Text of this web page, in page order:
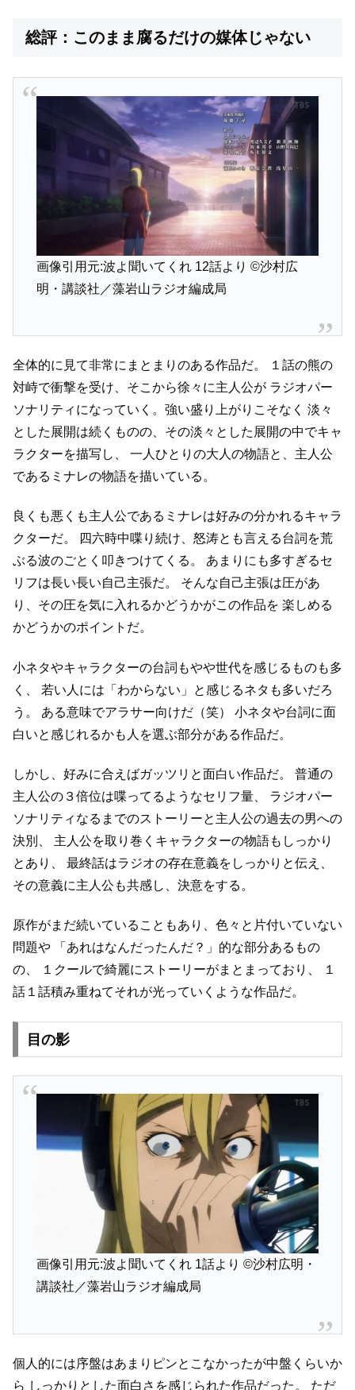
総評：このまま腐るだけの媒体じゃない
画像引用元:波よ聞いてくれ 12話より ©沙村広
明・講談社／藻岩山ラジオ編成局
全体的に見て非常にまとまりのある作品だ。
１話の熊の
対峙で衝撃を受け、そこから徐々に主人公が ラジオパー
ソナリティになっていく。強い盛り上がりこそなく 淡々
とした展開は続くものの、その淡々とした展開の中でキャ
ラクターを描写し、
一人ひとりの大人の物語と、主人公
であるミナレの物語を描いている。
良くも悪くも主人公であるミナレは好みの分かれるキャラ
クターだ。
四六時中喋り続け、怒涛とも言える台詞を荒
ぶる波のごとく叩きつけてくる。
あまりにも多すぎるセ
リフは長い長い自己主張だ。
そんな自己主張は圧があ
り、その圧を気に入れるかどうかがこの作品を 楽しめる
かどうかのポイントだ。
小ネタやキャラクターの台詞もやや世代を感じるものも多
く、
若い人には「わからない」と感じるネタも多いだろ
う。
ある意味でアラサー向けだ（笑）
小ネタや台詞に面
白いと感じれるかも人を選ぶ部分がある作品だ。
しかし、好みに合えばガッツリと面白い作品だ。
普通の
主人公の３倍位は喋ってるようなセリフ量、
ラジオパー
ソナリティなるまでのストーリーと主人公の過去の男への
決別、
主人公を取り巻くキャラクターの物語もしっかり
とあり、
最終話はラジオの存在意義をしっかりと伝え、
その意義に主人公も共感し、決意をする。
原作がまだ続いていることもあり、色々と片付いていない
問題や 「あれはなんだったんだ？」的な部分あるもの
の、
１クールで綺麗にストーリーがまとまっており、
１
話１話積み重ねてそれが光っていくような作品だ。
目の影
画像引用元:波よ聞いてくれ 1話より ©沙村広明・
講談社／藻岩山ラジオ編成局
個人的には序盤はあまりピンとこなかったが中盤くらいか
ら しっかりとした面白さを感じられた作品だった。 ただ